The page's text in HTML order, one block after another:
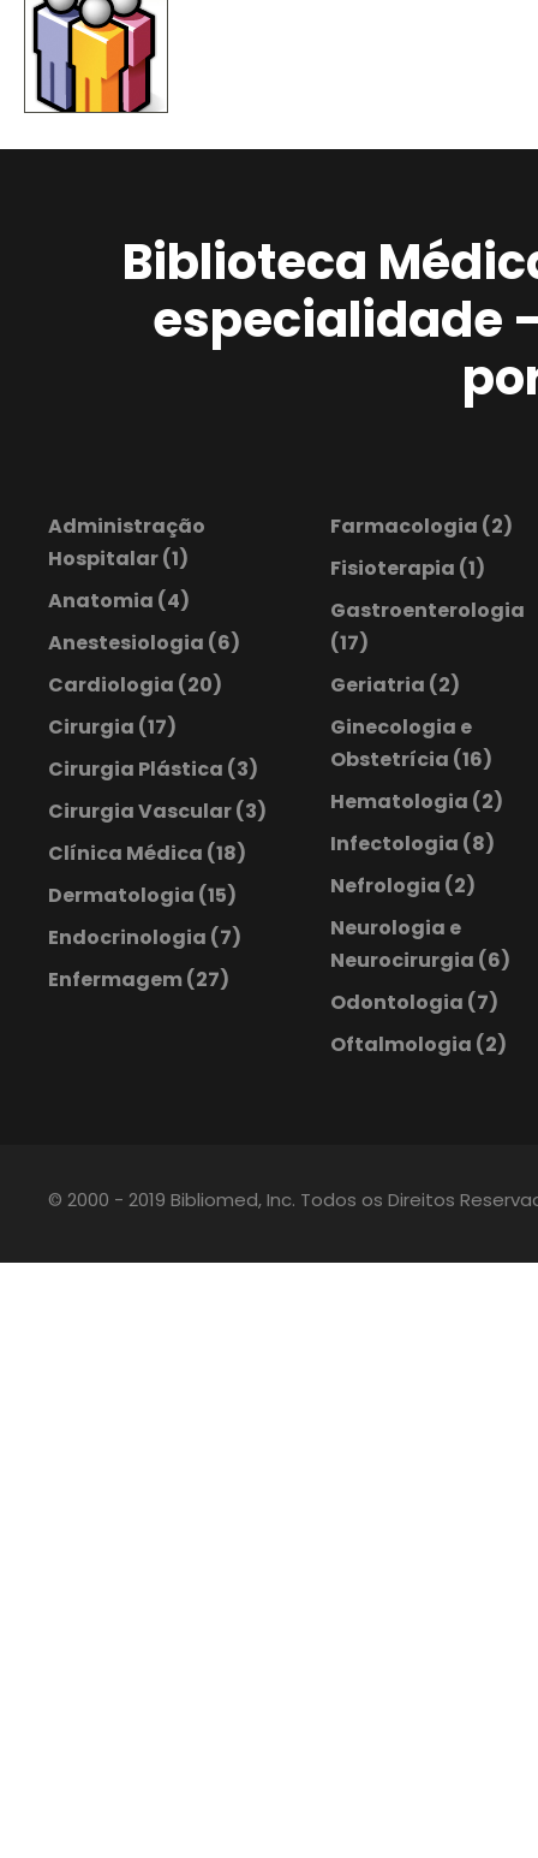
Biblioteca
especialidade
Administração
Hospitalar(1)
Anatomia (4)
Anestesiologia (6)
Cardiologia (20)
Cirurgia (17)
Cirurgia Plástica (3)
Cirurgia Vascular(3)
Clínica Médica (18)
Dermatologia (15)
Endocrinologia (7)
Enfermagem(27)
Farmacologia (2)
Fisioterapia (1)
Gastroenterologia
(17)
Geriatria (2)
Ginecologia e
Obstetrícia (16)
Hematologia (2)
Infectologia (8)
Nefrologia (2)
Neurologia e
Neurocirurgia (6)
Odontologia (7)
Oftalmologia (2)
© 2000 - 2019 Bibliomed, Inc. Todos os Direitos